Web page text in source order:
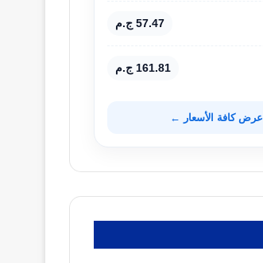
57.47 ج.م
161.81 ج.م
عرض كافة الأسعار ←